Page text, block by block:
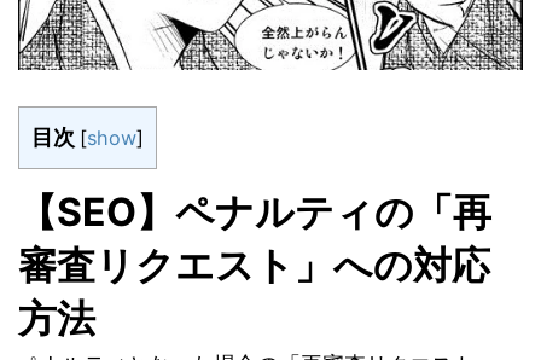
目次 [show]
【SEO】ペナルティの「再
審査リクエスト」への対応
方法